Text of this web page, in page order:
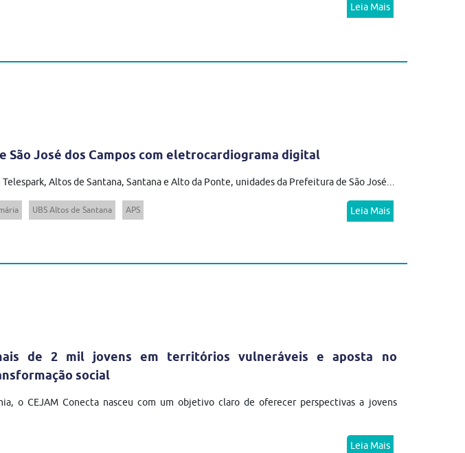
Leia Mais
São José dos Campos com eletrocardiograma digital
Altos de Santana, Santana e Alto da Ponte, unidades da Prefeitura de São José...
UBS Altos de Santana APS Leia Mais
de 2 mil jovens em territórios vulneráveis e aposta no
social
o CEJAM Conecta nasceu com um objetivo claro de oferecer perspectivas a jovens
Leia Mais